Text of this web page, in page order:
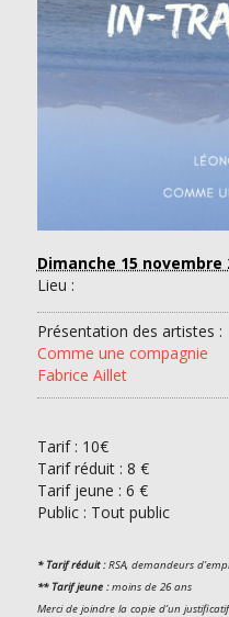
Dimanche 15 novembre
Lieu :
Présentation des artistes :
Comme une compagnie
Fabrice Aillet
Tarif : 10€
Tarif réduit : 8 €
Tarif jeune : 6 €
Public : Tout public
* Tarif réduit :RSA, demandeurs
** Tarif jeune :moins de 26 ans
Merci de joindre la copie d’un